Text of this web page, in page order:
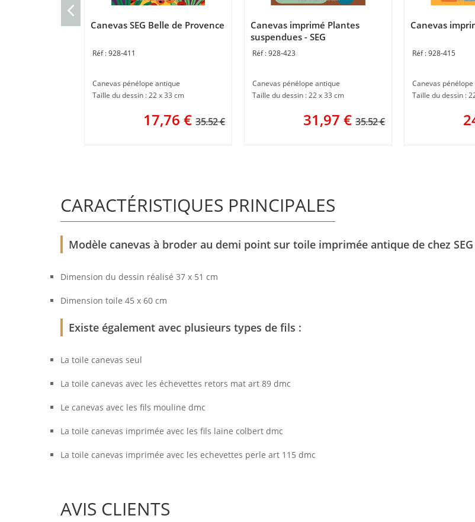
Canevas SEG Belle de Provence
928-411
Canevas pénélope antique
Taille du dessin : 22 x 33 cm
17,76 € 35.52 €
Canevas imprimé Plantes
suspendues - SEG
928-423
Canevas pénélope antique
Taille du dessin : 22 x 33 cm
31,97 € 35.52 €
Canevas
928-415
Canevas
Taille du dessin :
CARACTÉRISTIQUES PRINCIPALES
Modèle canevas à broder au demi point sur toile imprimée antique de chez SEG
Dimension du dessin réalisé 37 x 51 cm
Dimension toile 45 x 60 cm
Existe également avec plusieurs types de fils :
La toile canevas seul
La toile canevas avec les échevettes retors mat art 89 dmc
Le canevas avec les fils mouline dmc
La toile canevas imprimée avec les fils laine colbert dmc
La toile canevas imprimée avec les echevettes perle art 115 dmc
AVIS CLIENTS